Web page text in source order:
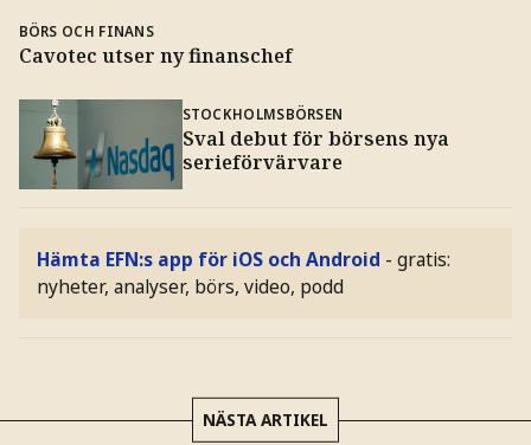
BÖRS OCH FINANS
Cavotec utser ny finanschef
STOCKHOLMSBÖRSEN
Sval debut för börsens nya
serieförvärvare
Hämta EFN:s app för iOS och Android - gratis:
nyheter, analyser, börs, video, podd
NÄSTA ARTIKEL